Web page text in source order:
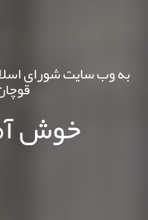
به وب سایت شورای
خوش